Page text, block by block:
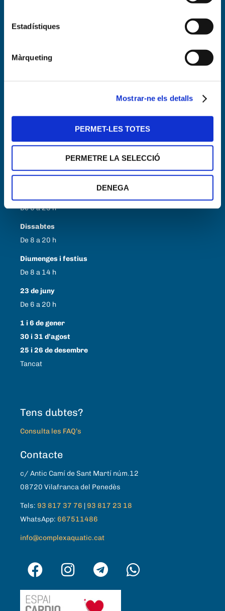
Estadístiques
Màrqueting
Mostrar-ne els detalls
PERMET-LES TOTES
PERMETRE LA SELECCIÓ
DENEGA
Horari
De 6 a 23 h
Dissabtes
De 8 a 20 h
Diumenges i festius
De 8 a 14 h
23 de juny
De 6 a 20 h
1 i 6 de gener
30 i 31 d’agost
25 i 26 de desembre
Tancat
Tens dubtes?
Consulta les FAQ’s
Contacte
c/ Antic Camí de Sant Martí núm.12
08720 Vilafranca del Penedès
Tels: 93 817 37 76 | 93 817 23 18
WhatsApp: 667511486
info@complexaquatic.cat